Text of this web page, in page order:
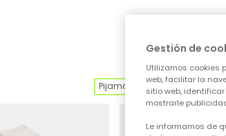
Pijamas 3 (98 cm)
Gestión de
Utilizamos cookies
web, facilitar la
sitio web,
mostrarle
Le informamos de